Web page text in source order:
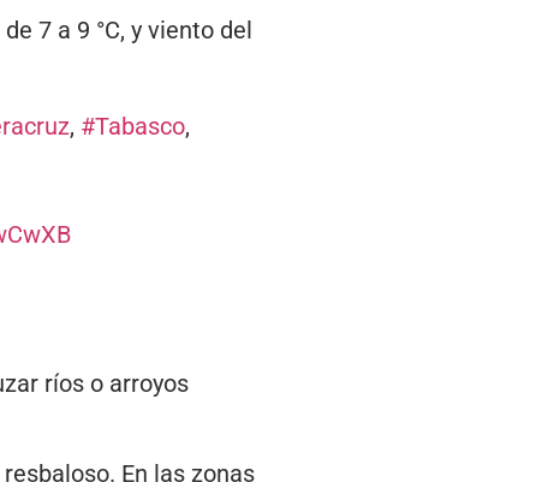
7 a 9 °C, y viento del
, #Tabasco,
ríos o arroyos
En las zonas